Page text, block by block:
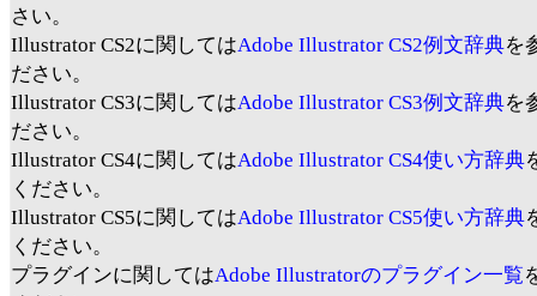
さい。
Illustrator CS2に関してはAdobe Illustrator CS2例文辞典を
ださい。
Illustrator CS3に関してはAdobe Illustrator CS3例文辞典を
ださい。
Illustrator CS4に関してはAdobe Illustrator CS4使い方辞典
ください。
Illustrator CS5に関してはAdobe Illustrator CS5使い方辞典
ください。
プラグインに関してはAdobe Illustratorのプラグイン一覧